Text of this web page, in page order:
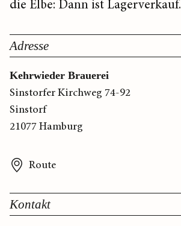
die Elbe: Dann ist Lagerverkauf.
Adresse
Kehrwieder Brauerei
Sinstorfer Kirchweg 74-92
Sinstorf
21077 Hamburg
Route
Kontakt